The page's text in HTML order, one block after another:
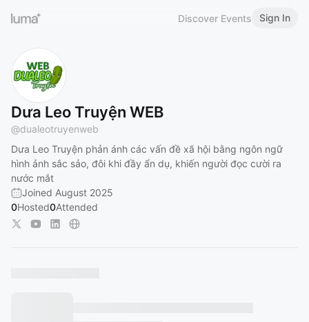
Discover Events Sign In
Dưa Leo Truyện WEB
@dualeotruyenweb
Dưa Leo Truyện phản ánh các vấn đề xã hội bằng ngôn ngữ
hình ảnh sắc sảo, đôi khi đầy ẩn dụ, khiến người đọc cười ra
nước mắt
Joined August 2025
0Hosted0Attended